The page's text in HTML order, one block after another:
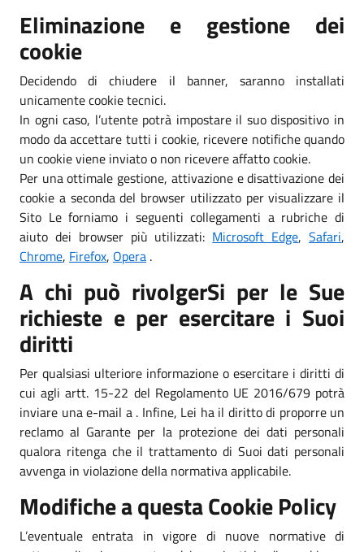
Eliminazione e gestione dei
cookie
Decidendo di chiudere il banner, saranno installati
unicamente cookie tecnici.
In ogni caso, l’utente potrà impostare il suo dispositivo in
modo da accettare tutti i cookie, ricevere notifiche quando
un cookie viene inviato o non ricevere affatto cookie.
Per una ottimale gestione, attivazione e disattivazione dei
cookie a seconda del browser utilizzato per visualizzare il
Sito Le forniamo i seguenti collegamenti a rubriche di
aiuto dei browser più utilizzati: Microsoft Edge,Safari,
Chrome, Firefox, Opera .
A chi può rivolgerSi per le Sue
richieste e per esercitare i Suoi
diritti
Per qualsiasi ulteriore informazione o esercitare i diritti di
cui agli artt. 15-22 del Regolamento UE 2016/679 potrà
inviare una e-mail a . Infine, Lei ha il diritto di proporre un
reclamo al Garante per la protezione dei dati personali
qualora ritenga che il trattamento di Suoi dati personali
avvenga in violazione della normativa applicabile.
Modifiche a questa Cookie Policy
L’eventuale entrata in vigore di nuove normative di